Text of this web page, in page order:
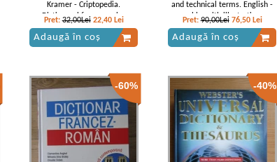
Kramer - Criptopedia.
Dictionarul fenomenelor
paranormale
Pret:32,00Lei 22,40 Lei
Adaugă în coș
and technical terms. English -
arabic, with illustrations
Pret:90,00Lei 76,50 Lei
Adaugă în coș
-60% -40%